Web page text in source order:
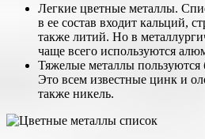
Легкие цветные металлы.
в ее состав входит кальций,
также литий. Но в
чаще всего используются
Тяжелые металлы
Это всем известные цинк и
также никель.